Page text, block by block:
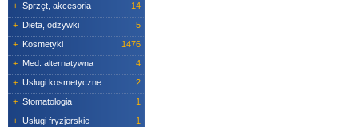
+ Sprzęt, akcesoria
14
+ Dieta, odżywki
5
+ Kosmetyki
1476
+ Med. alternatywna
4
+ Usługi kosmetyczne
2
+ Stomatologia
1
+ Usługi fryzjerskie
1